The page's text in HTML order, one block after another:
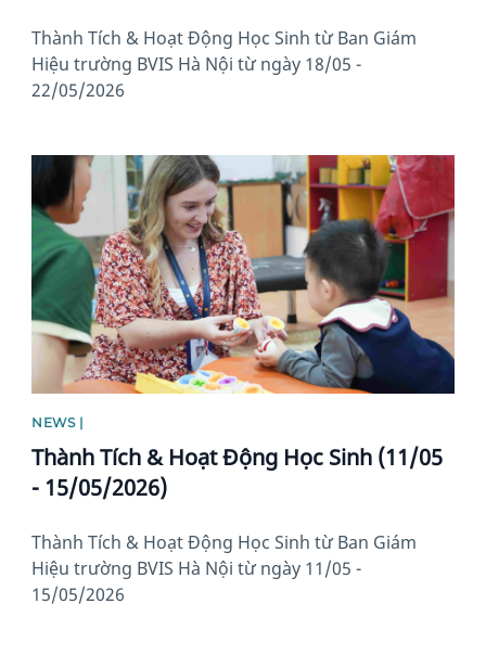
Thành Tích & Hoạt Động Học Sinh từ Ban Giám
Hiệu trường BVIS Hà Nội từ ngày 18/05 -
22/05/2026
News image
NEWS |
Thành Tích & Hoạt Động Học Sinh (11/05
- 15/05/2026)
Thành Tích & Hoạt Động Học Sinh từ Ban Giám
Hiệu trường BVIS Hà Nội từ ngày 11/05 -
15/05/2026